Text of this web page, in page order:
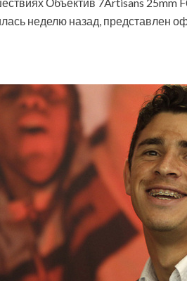
неделю назад, представлен